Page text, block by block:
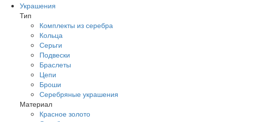
Украшения
Тип
Комплекты из серебра
Кольца
Серьги
Подвески
Браслеты
Цепи
Броши
Серебряные украшения
Материал
Красное золото